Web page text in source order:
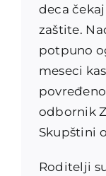
deca
zaštite.
potpuno
meseci
odbornik
Skupštini
Roditelji